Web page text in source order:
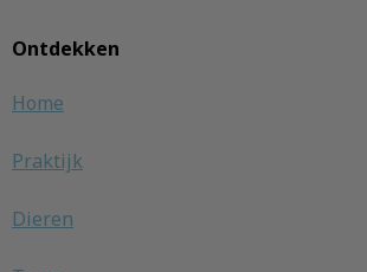
Ontdekken
Home
Praktijk
Dieren